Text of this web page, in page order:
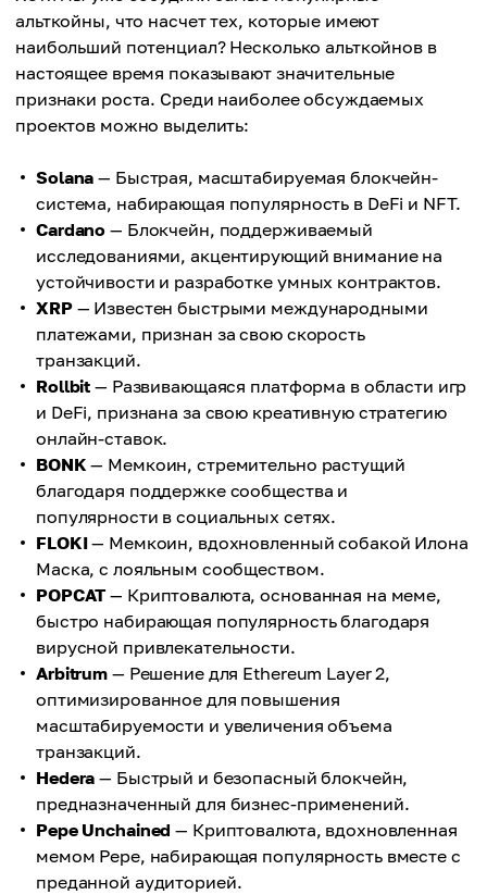
альткойны, что насчет тех, которые имеют
наибольший потенциал? Несколько альткойнов в
настоящее время показывают значительные
признаки роста. Среди наиболее обсуждаемых
проектов можно выделить:
Solana — Быстрая, масштабируемая блокчейн-
система, набирающая популярность в DeFi и NFT.
Cardano — Блокчейн, поддерживаемый
исследованиями, акцентирующий внимание на
устойчивости и разработке умных контрактов.
XRP— Известен быстрыми международными
платежами, признан за свою скорость
транзакций.
Rollbit — Развивающаяся платформа в области игр
и DeFi, признана за свою креативную стратегию
онлайн-ставок.
BONK — Мемкоин, стремительно растущий
благодаря поддержке сообщества и
популярности в социальных сетях.
FLOKI— Мемкоин, вдохновленный собакой Илона
Маска, с лояльным сообществом.
POPCAT — Криптовалюта, основанная на меме,
быстро набирающая популярность благодаря
вирусной привлекательности.
Arbitrum — Решение для Ethereum Layer 2,
оптимизированное для повышения
масштабируемости и увеличения объема
транзакций.
Hedera — Быстрый и безопасный блокчейн,
предназначенный для бизнес-применений.
Pepe Unchained — Криптовалюта, вдохновленная
мемом Pepe, набирающая популярность вместе с
преданной аудиторией.